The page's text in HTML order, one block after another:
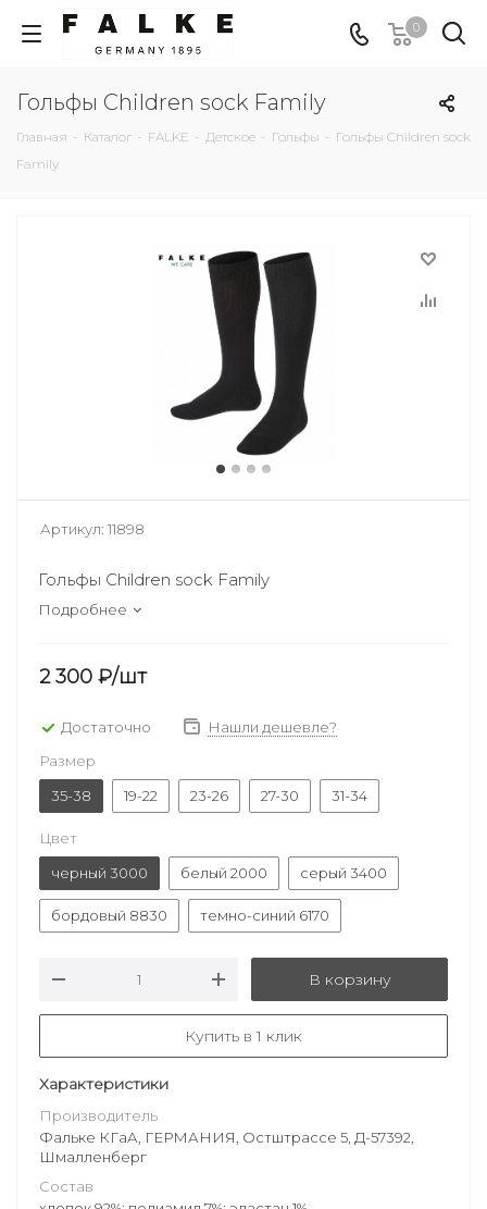
0
Гольфы Children sock Family
Главная - Каталог - FALKE - Детское - Гольфы - Гольфы Children sock
Family
Артикул: 11898
Гольфы Children sock Family
Подробнее
2 300 ₽/шт
Достаточно
Нашли дешевле?
Размер
35-38
19-22 23-26 27-30 31-34
Цвет
черный 3000
белый 2000 серый 3400
бордовый 8830 темно-синий 6170
В корзину
Купить в 1 клик
Характеристики
Производитель
Фальке КГаА, ГЕРМАНИЯ, Остштрассе 5, Д-57392,
Шмалленберг
Состав